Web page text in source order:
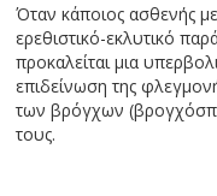
Όταν κάποιος ασθενής
ερεθιστικό-εκλυτικό
προκαλείται μια
επιδείνωση της
των βρόγχων
τους.